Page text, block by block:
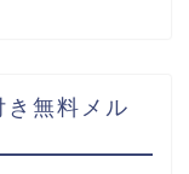
無料メル